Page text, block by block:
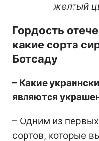
желтый
Гордость
какие сорта
Ботсаду
– Какие
являются
– Одним из
сортов, которые